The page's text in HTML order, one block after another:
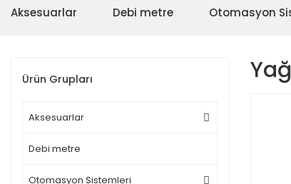
Aksesuarlar Debi metre Otomasyon
Ürün Grupları
Aksesuarlar
Debi metre
Otomasyon Sistemleri